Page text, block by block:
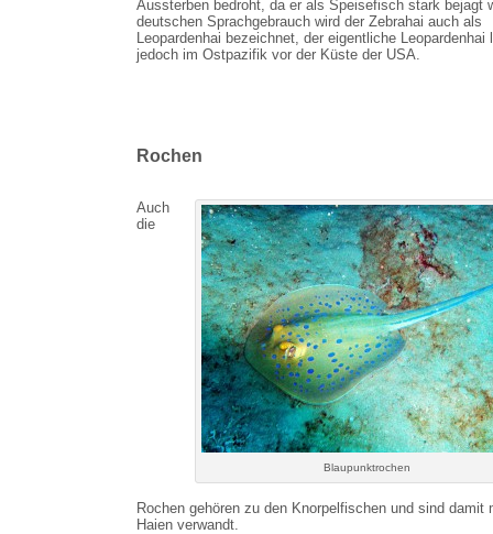
Aussterben bedroht, da er als Speisefisch stark bejagt
deutschen Sprachgebrauch wird der Zebrahai auch als
Leopardenhai bezeichnet, der eigentliche Leopardenhai
jedoch im Ostpazifik vor der Küste der USA.
Rochen
Blaupunktrochen
Auch
die
Rochen gehören zu den Knorpelfischen und sind damit
Haien verwandt.